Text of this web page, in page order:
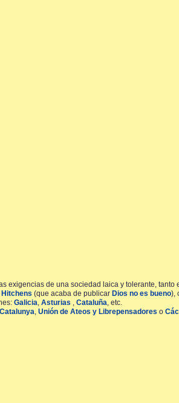
exigencias de una sociedad laica y tolerante, tanto
(que acaba de publicarDios no es bueno),
Galicia ,Asturias ,Cataluña , etc.
,Unión de Ateos y Librepensadores o